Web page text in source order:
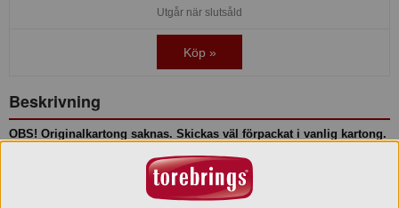
Utgår när slutsåld
Köp »
Beskrivning
OBS! Originalkartong saknas. Skickas väl förpackat i vanlig kartong.
Tegods från Rörstrand och deras Hållfast-serie som består av: